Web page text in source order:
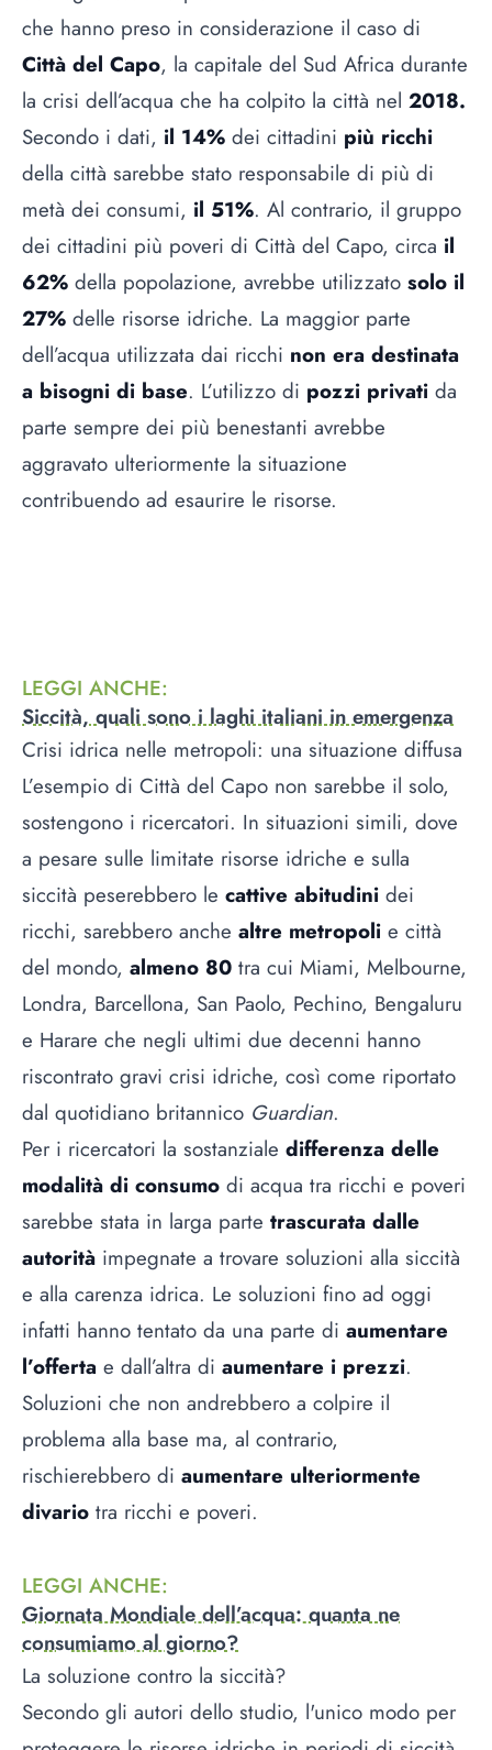
che hanno preso in considerazione il caso di
Città del Capo, la capitale del Sud Africa durante
la crisi dell’acqua che ha colpito la città nel 2018.
Secondo i dati, il 14% dei cittadini più ricchi
della città sarebbe stato responsabile di più di
metà dei consumi, il 51%. Al contrario, il gruppo
dei cittadini più poveri di Città del Capo, circa il
62% della popolazione, avrebbe utilizzato solo il
27% delle risorse idriche. La maggior parte
dell’acqua utilizzata dai ricchi non era destinata
a bisogni di base. L’utilizzo di pozzi privati da
parte sempre dei più benestanti avrebbe
aggravato ulteriormente la situazione
contribuendo ad esaurire le risorse.
LEGGI ANCHE:
Siccità, quali sono i laghi italiani in emergenza
Crisi idrica nelle metropoli: una situazione diffusa
L’esempio di Città del Capo non sarebbe il solo,
sostengono i ricercatori. In situazioni simili, dove
a pesare sulle limitate risorse idriche e sulla
siccità peserebbero le cattive abitudini dei
ricchi, sarebbero anche altre metropoli e città
del mondo, almeno 80 tra cui Miami, Melbourne,
Londra, Barcellona, San Paolo, Pechino, Bengaluru
e Harare che negli ultimi due decenni hanno
riscontrato gravi crisi idriche, così come riportato
dal quotidiano britannico Guardian.
Per i ricercatori la sostanziale differenza delle
modalità di consumo di acqua tra ricchi e poveri
sarebbe stata in larga parte trascurata dalle
autorità impegnate a trovare soluzioni alla siccità
e alla carenza idrica. Le soluzioni fino ad oggi
infatti hanno tentato da una parte di aumentare
l’offerta e dall’altra di aumentare i prezzi.
Soluzioni che non andrebbero a colpire il
problema alla base ma, al contrario,
rischierebbero di aumentare ulteriormente
divario tra ricchi e poveri.
LEGGI ANCHE:
Giornata Mondiale dell’acqua: quanta ne
consumiamo al giorno?
La soluzione contro la siccità?
Secondo gli autori dello studio, l'unico modo per